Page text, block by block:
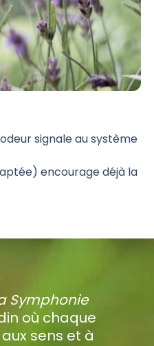
signale au système
encourage déjà la
Symphonie
où chaque
sens et à